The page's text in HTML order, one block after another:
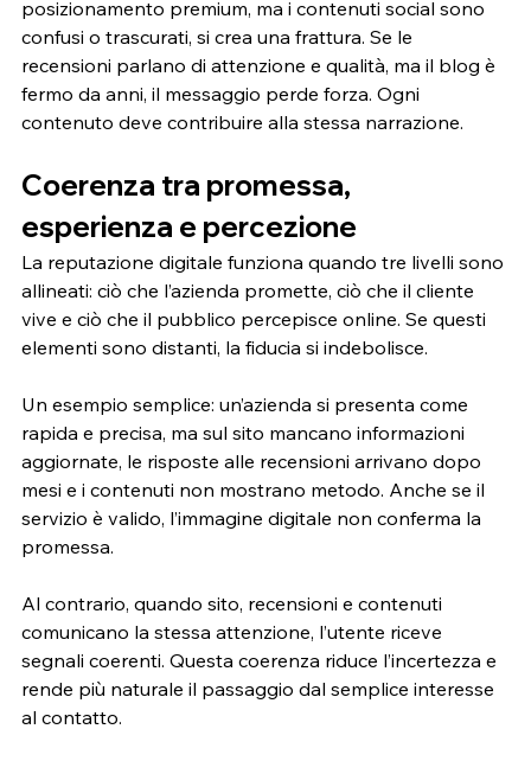
posizionamento premium, ma i contenuti social sono
confusi o trascurati, si crea una frattura. Se le
recensioni parlano di attenzione e qualità, ma il blog è
fermo da anni, il messaggio perde forza. Ogni
contenuto deve contribuire alla stessa narrazione.
Coerenza tra promessa,
esperienza e percezione
La reputazione digitale funziona quando tre livelli sono
allineati: ciò che l’azienda promette, ciò che il cliente
vive e ciò che il pubblico percepisce online. Se questi
elementi sono distanti, la fiducia si indebolisce.
Un esempio semplice: un’azienda si presenta come
rapida e precisa, ma sul sito mancano informazioni
aggiornate, le risposte alle recensioni arrivano dopo
mesi e i contenuti non mostrano metodo. Anche se il
servizio è valido, l’immagine digitale non conferma la
promessa.
Al contrario, quando sito, recensioni e contenuti
comunicano la stessa attenzione, l’utente riceve
segnali coerenti. Questa coerenza riduce l’incertezza e
rende più naturale il passaggio dal semplice interesse
al contatto.